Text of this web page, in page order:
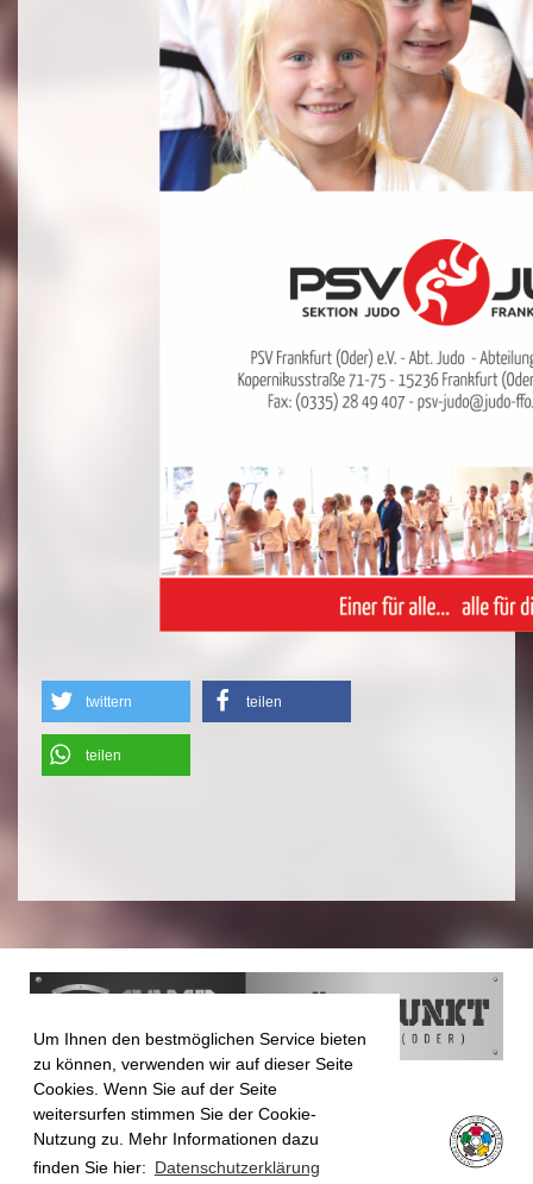
Um Ihnen den bestmöglichen Service bieten
zu können, verwenden wir auf dieser Seite
Cookies. Wenn Sie auf der Seite
weitersurfen stimmen Sie der Cookie-
Nutzung zu. Mehr Informationen dazu
finden Sie hier: Datenschutzerklärung
twittern teilen
teilen